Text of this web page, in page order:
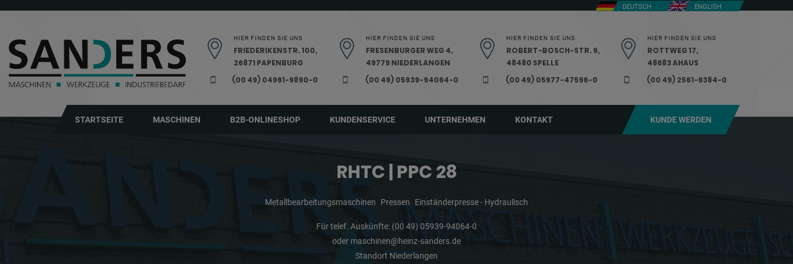
DEUTSCH ENGLISH
HIER FINDEN SIE UNS
FRIEDERIKENSTR. 100,
26871 PAPENBURG
(00 49) 04961-9890-0
HIER FINDEN SIE UNS
FRESENBURGER WEG 4,
49779 NIEDERLANGEN
(00 49) 05939-94064-0
HIER FINDEN SIE UNS
ROBERT-BOSCH-STR. 9,
48480 SPELLE
(00 49) 05977-47596-0
HIER FINDEN SIE UNS
ROTTWEG 17,
48683 AHAUS
(00 49) 2561-9384-0
STARTSEITE MASCHINEN B2B-ONLINESHOP KUNDENSERVICE UNTERNEHMEN KONTAKT KUNDE WERDEN
RHTC | PPC 28
Metallbearbeitungsmaschinen Pressen Einständerpresse - Hydraulisch
Für telef. Auskünfte: (00 49) 05939-94064-0
oder maschinen@heinz-sanders.de
Standort Niederlangen